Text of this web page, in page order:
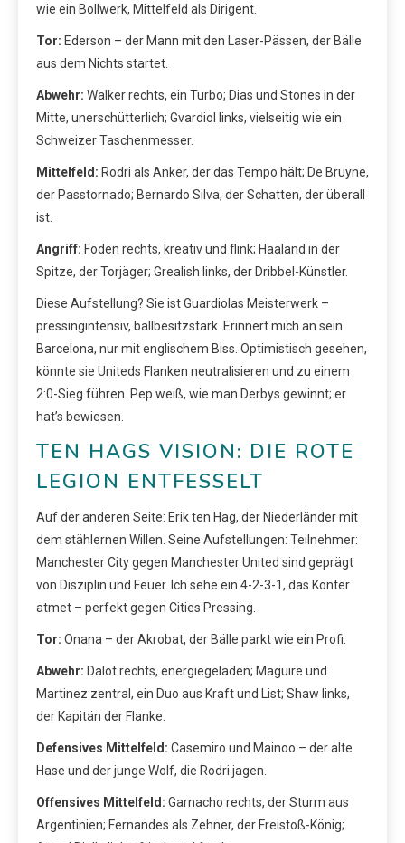
wie ein Bollwerk, Mittelfeld als Dirigent.
Tor: Ederson – der Mann mit den Laser-Pässen, der Bälle
aus dem Nichts startet.
Abwehr: Walker rechts, ein Turbo; Dias und Stones in der
Mitte, unerschütterlich; Gvardiol links, vielseitig wie ein
Schweizer Taschenmesser.
Mittelfeld: Rodri als Anker, der das Tempo hält; De Bruyne,
der Passtornado; Bernardo Silva, der Schatten, der überall
ist.
Angriff: Foden rechts, kreativ und flink; Haaland in der
Spitze, der Torjäger; Grealish links, der Dribbel-Künstler.
Diese Aufstellung? Sie ist Guardiolas Meisterwerk –
pressingintensiv, ballbesitzstark. Erinnert mich an sein
Barcelona, nur mit englischem Biss. Optimistisch gesehen,
könnte sie Uniteds Flanken neutralisieren und zu einem
2:0-Sieg führen. Pep weiß, wie man Derbys gewinnt; er
hat’s bewiesen.
TEN HAGS VISION: DIE ROTE
LEGION ENTFESSELT
Auf der anderen Seite: Erik ten Hag, der Niederländer mit
dem stählernen Willen. Seine Aufstellungen: Teilnehmer:
Manchester City gegen Manchester United sind geprägt
von Disziplin und Feuer. Ich sehe ein 4-2-3-1, das Konter
atmet – perfekt gegen Cities Pressing.
Tor: Onana – der Akrobat, der Bälle parkt wie ein Profi.
Abwehr: Dalot rechts, energiegeladen; Maguire und
Martinez zentral, ein Duo aus Kraft und List; Shaw links,
der Kapitän der Flanke.
Defensives Mittelfeld: Casemiro und Mainoo – der alte
Hase und der junge Wolf, die Rodri jagen.
Offensives Mittelfeld: Garnacho rechts, der Sturm aus
Argentinien; Fernandes als Zehner, der Freistoß-König;